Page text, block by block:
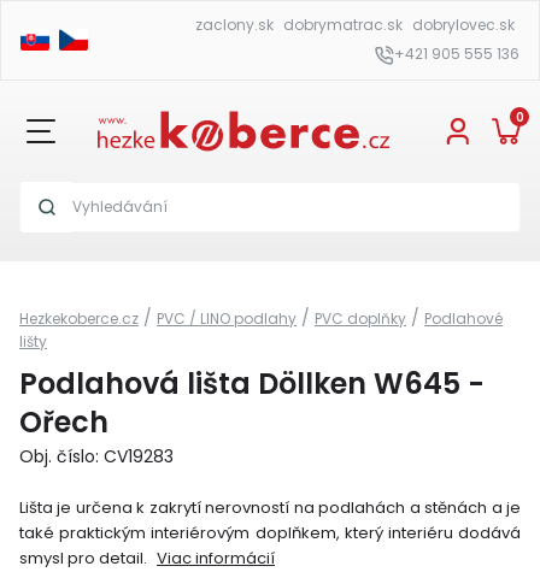
zaclony.sk dobrymatrac.sk dobrylovec.sk
+421 905 555 136
0
Hezkekoberce.cz / PVC / LINO podlahy / PVC doplňky / Podlahové
lišty
Podlahová lišta Döllken W645 -
Ořech
Obj. číslo: CV19283
Lišta je určena k zakrytí nerovností na podlahách a stěnách a je
také praktickým interiérovým doplňkem, který interiéru dodává
smysl pro detail. Viac informácií